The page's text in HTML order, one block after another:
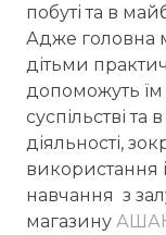
побуті та в
Адже головна
дітьми
допоможуть їм
суспільстві та
діяльності,
використання
навчання з
магазину